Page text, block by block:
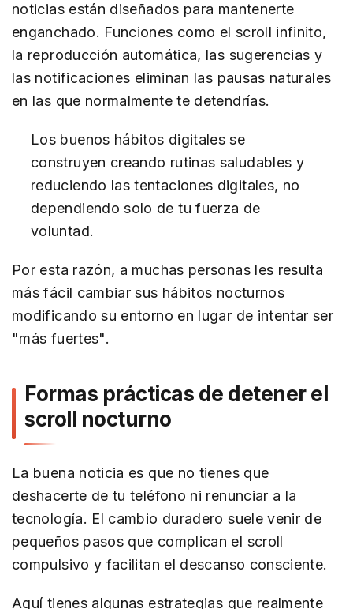
noticias están diseñados para mantenerte
enganchado. Funciones como el scroll infinito,
la reproducción automática, las sugerencias y
las notificaciones eliminan las pausas naturales
en las que normalmente te detendrías.
Los buenos hábitos digitales se
construyen creando rutinas saludables y
reduciendo las tentaciones digitales, no
dependiendo solo de tu fuerza de
voluntad.
Por esta razón, a muchas personas les resulta
más fácil cambiar sus hábitos nocturnos
modificando su entorno en lugar de intentar ser
"más fuertes".
Formas prácticas de detener el
scroll nocturno
La buena noticia es que no tienes que
deshacerte de tu teléfono ni renunciar a la
tecnología. El cambio duradero suele venir de
pequeños pasos que complican el scroll
compulsivo y facilitan el descanso consciente.
Aquí tienes algunas estrategias que realmente